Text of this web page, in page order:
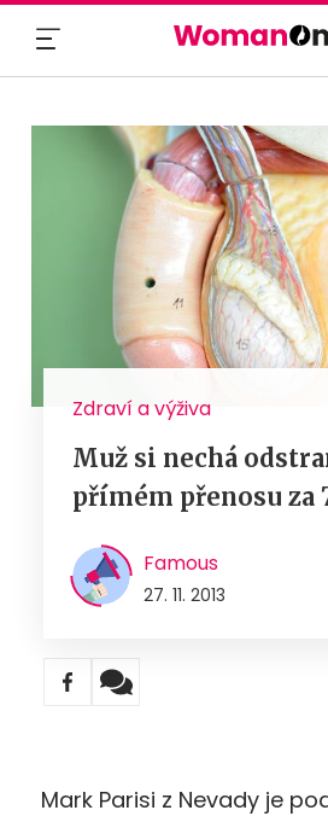
Zdraví a výživa
Muž si nechá
přímém přenosu za
Famous
27. 11. 2013
Mark Parisi z Nevady je